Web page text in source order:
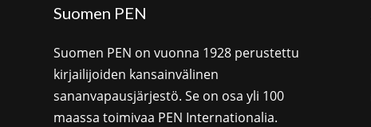
Suomen PEN
Suomen PEN on vuonna 1928 perustettu
kirjailijoiden kansainvälinen
sananvapausjärjestö. Se on osa yli 100
maassa toimivaa PEN Internationalia.